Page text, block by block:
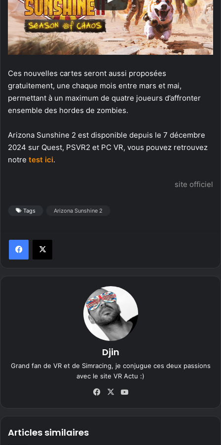
Ces nouvelles cartes seront aussi proposées
gratuitement, une chaque mois entre mars et mai,
permettant à un maximum de quatre joueurs d’affronter
ensemble des hordes de zombies.
Arizona Sunshine 2 est disponible depuis le 7 décembre
2024 sur Quest, PSVR2 et PC VR, vous pouvez retrouvez
notre test ici.
site officiel
Tags Arizona Sunshine 2
Djin
Grand fan de VR et de Simracing, je conjugue ces deux passions
avec le site VR Actu :)
Fa
X
Articles similaires